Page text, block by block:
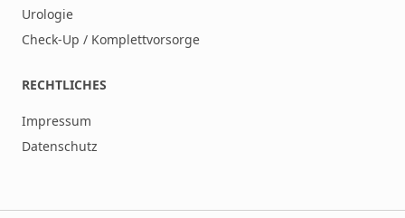
Urologie
Check-Up / Komplettvorsorge
RECHTLICHES
Impressum
Datenschutz